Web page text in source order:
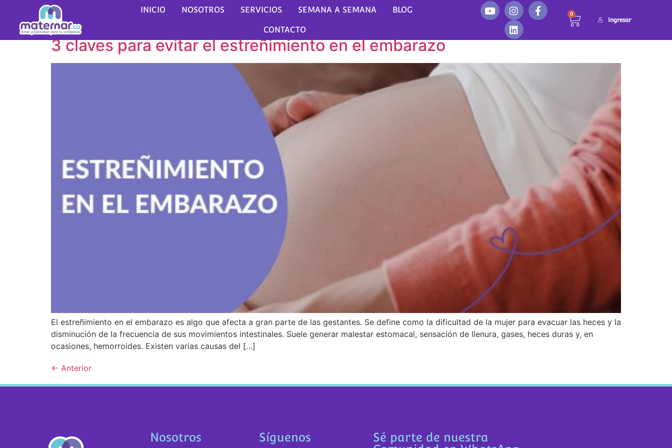
INICIO NOSOTROS SERVICIOS SEMANA A SEMANA BLOG
CONTACTO
0
Ingresar
Etiqueta:estreñimiento
3 claves para evitar el estreñimiento en el embarazo
El estreñimiento en el embarazo es algo que afecta a gran parte de las gestantes. Se define como la dificultad de la mujer para evacuar las heces y la
disminución de la frecuencia de sus movimientos intestinales. Suele generar malestar estomacal, sensación de llenura, gases, heces duras y, en
ocasiones, hemorroides. Existen varias causas del […]
← Anterior
Nosotros Síguenos
Sé parte de nuestra